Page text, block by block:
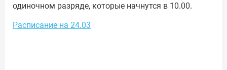
одиночном разряде, которые начнутся в 10.00.
Расписание на 24.03